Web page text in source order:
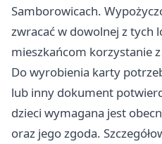
Samborowicach.
zwracać w dowolnej z tych
mieszkańcom korzystanie z
Do wyrobienia karty
lub inny dokument
dzieci wymagana jest
oraz jego zgoda.